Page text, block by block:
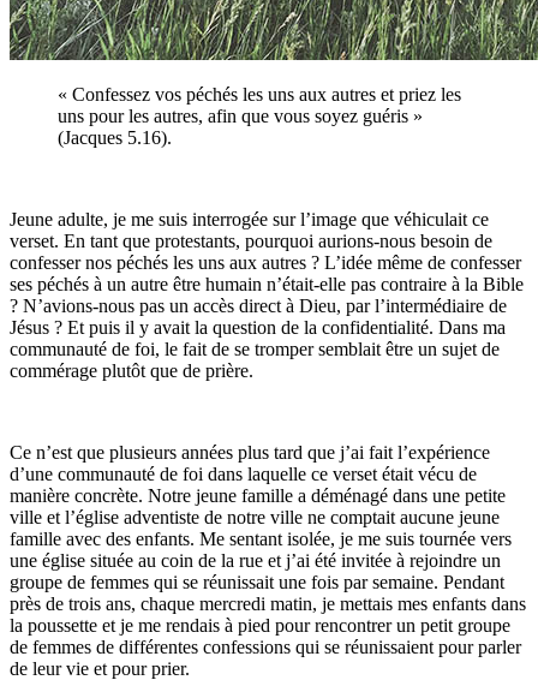
« Confessez vos péchés les uns aux autres et priez les
uns pour les autres, afin que vous soyez guéris »
(Jacques 5.16).
Jeune adulte, je me suis interrogée sur l’image que véhiculait ce
verset. En tant que protestants, pourquoi aurions-nous besoin de
confesser nos péchés les uns aux autres ? L’idée même de confesser
ses péchés à un autre être humain n’était-elle pas contraire à la Bible
? N’avions-nous pas un accès direct à Dieu, par l’intermédiaire de
Jésus ? Et puis il y avait la question de la confidentialité. Dans ma
communauté de foi, le fait de se tromper semblait être un sujet de
commérage plutôt que de prière.
Ce n’est que plusieurs années plus tard que j’ai fait l’expérience
d’une communauté de foi dans laquelle ce verset était vécu de
manière concrète. Notre jeune famille a déménagé dans une petite
ville et l’église adventiste de notre ville ne comptait aucune jeune
famille avec des enfants. Me sentant isolée, je me suis tournée vers
une église située au coin de la rue et j’ai été invitée à rejoindre un
groupe de femmes qui se réunissait une fois par semaine. Pendant
près de trois ans, chaque mercredi matin, je mettais mes enfants dans
la poussette et je me rendais à pied pour rencontrer un petit groupe
de femmes de différentes confessions qui se réunissaient pour parler
de leur vie et pour prier.